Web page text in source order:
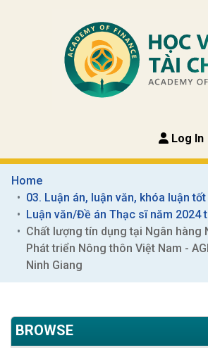
Log In
Home
03. Luận án, luận văn, khóa luận
Luận văn/Đề án Thạc sĩ năm 2024
Chất lượng tín dụng tại Ngân hàng
Phát triển Nông thôn Việt Nam -
Ninh Giang
BROWSE